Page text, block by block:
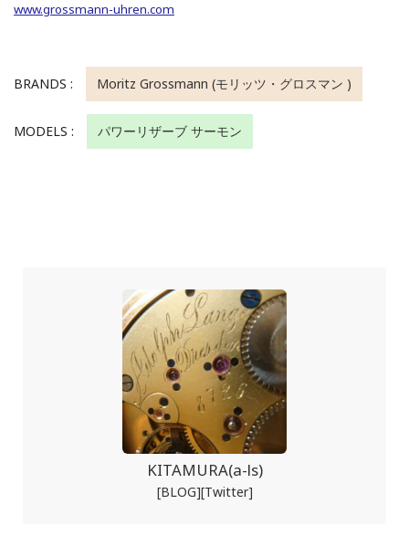
www.grossmann-uhren.com
BRANDS : Moritz Grossmann (モリッツ・グロスマン )
MODELS : パワーリザーブ サーモン
KITAMURA(a-ls)
[BLOG][Twitter]